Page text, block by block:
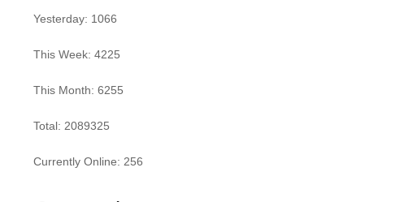
Yesterday: 1066
This Week: 4225
This Month: 6255
Total: 2089325
Currently Online: 256